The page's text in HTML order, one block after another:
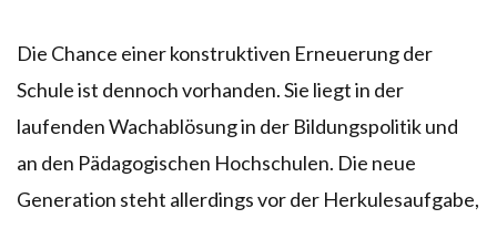
Die Chance einer konstruktiven Erneuerung der
Schule ist dennoch vorhanden. Sie liegt in der
laufenden Wachablösung in der Bildungspolitik und
an den Pädagogischen Hochschulen. Die neue
Generation steht allerdings vor der Herkulesaufgabe,